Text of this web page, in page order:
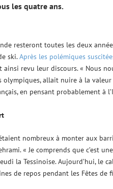
les quatre ans.
resteront toutes les deux
ski.Après les polémiques
ainsi revu leur discours. « Nous
olympiques, allait nuire à la
en pensant probablement à
nombreux à monter aux
« Je comprends que c’est
la Tessinoise. Aujourd’hui, le
de repos pendant les Fêtes de